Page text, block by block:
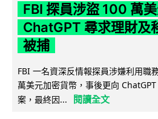
FBI 探員涉盜 100 萬
ChatGPT 尋求理財及
被捕
FBI 一名資深反情報探員涉嫌利用職
萬美元加密貨幣，事後更向
案，最終因...
閱讀全文